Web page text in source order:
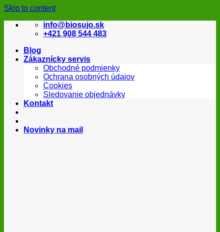
Skip to content
info@biosujo.sk
+421 908 544 483
Blog
Zákaznícky servis
Obchodné podmienky
Ochrana osobných údajov
Cookies
Sledovanie objednávky
Kontakt
Novinky na mail